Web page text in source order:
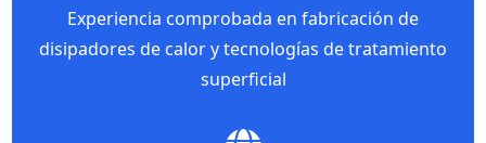
Experiencia comprobada en fabricación de
disipadores de calor y tecnologías de tratamiento
superficial